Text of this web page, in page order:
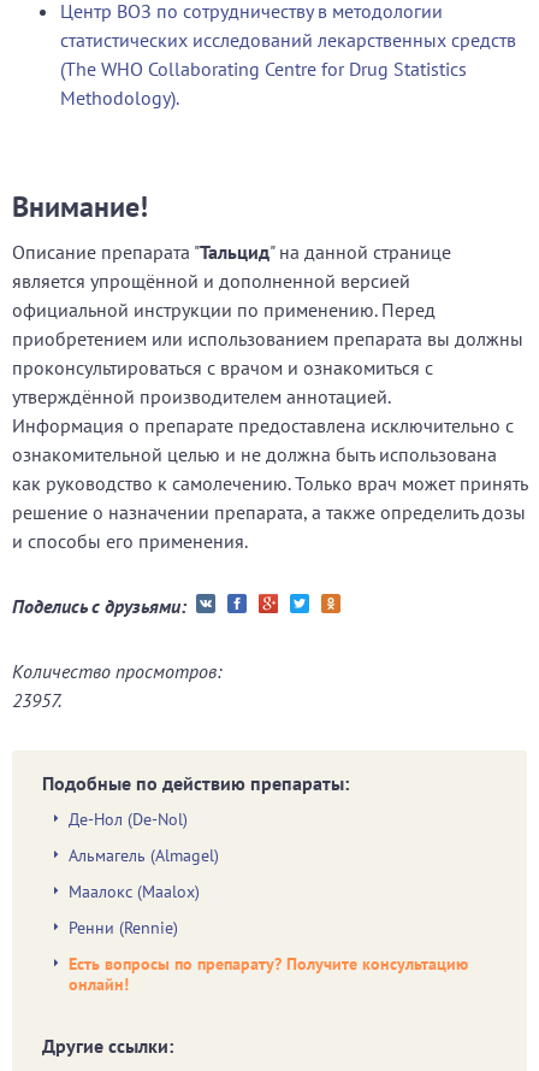
Центр ВОЗ по сотрудничеству в методологии
статистических исследований лекарственных средств
(The WHO Collaborating Centre for Drug Statistics
Methodology).
Внимание!
Описание препарата "Тальцид" на данной странице
является упрощённой и дополненной версией
официальной инструкции по применению. Перед
приобретением или использованием препарата вы должны
проконсультироваться с врачом и ознакомиться с
утверждённой производителем аннотацией.
Информация о препарате предоставлена исключительно с
ознакомительной целью и не должна быть использована
как руководство к самолечению. Только врач может принять
решение о назначении препарата, а также определить дозы
и способы его применения.
Поделись с друзьями:
Количество просмотров:
23957.
Подобные по действию препараты:
Де-Нол (De-Nol)
Альмагель (Almagel)
Маалокс (Maalox)
Ренни (Rennie)
Есть вопросы по препарату? Получите консультацию
онлайн!
Другие ссылки: